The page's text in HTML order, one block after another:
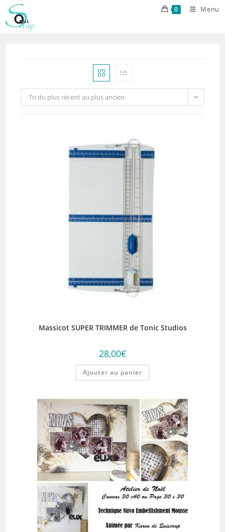
Skip
content
0 Menu
Tri du plus récent au plus ancien
Massicot SUPER TRIMMER de Tonic Studios
28,00€
Ajouter au panier